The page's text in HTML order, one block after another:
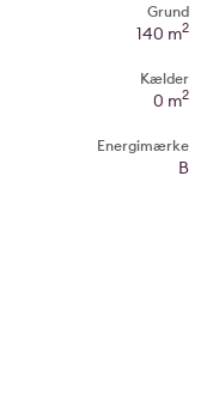
Grund
140 m2
Kælder
0 m2
Energimærke
B